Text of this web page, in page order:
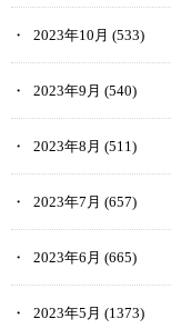
2023年10月 (533)
2023年9月 (540)
2023年8月 (511)
2023年7月 (657)
2023年6月 (665)
2023年5月 (1373)